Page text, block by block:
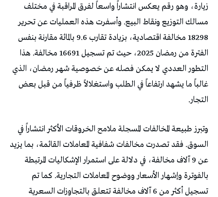
زيارة، وهو رقم يعكس انتشاراً واسعاً لفرق المراقبة في مختلف
مسالك التوزيع ونقاط البيع. وأسفرت هذه العمليات عن تحرير
18298 مخالفة اقتصادية، بزيادة تقارب 9.6 بالمائة مقارنة بنفس
الفترة من رمضان 2025، حيث تم تسجيل 16691 مخالفة. هذا
التطور العددي لا يمكن فصله عن خصوصية شهر رمضان، الذي
غالباً ما يشهد ارتفاعاً في الطلب واستغلالاً ظرفياً من قبل بعض
التجار.
وتبرز طبيعة المخالفات المسجلة ملامح الخروقات الأكثر انتشاراً في
السوق. فقد تصدرت مخالفات شفافية المعاملات القائمة، بما يزيد
عن 9 آلاف مخالفة، في دلالة على استمرار الإشكاليات المرتبطة
بالفوترة وإشهار الأسعار ووضوح المعاملات التجارية. كما تم
تسجيل أكثر من 6 آلاف مخالفة تتعلق بالتجاوزات السعرية